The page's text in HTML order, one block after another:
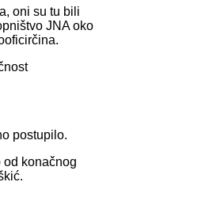
oni su tu bili
JNA oko
postupilo.
konačnog